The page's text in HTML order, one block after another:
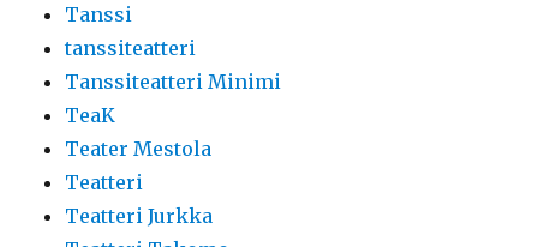
Tanssi
tanssiteatteri
Tanssiteatteri Minimi
TeaK
Teater Mestola
Teatteri
Teatteri Jurkka